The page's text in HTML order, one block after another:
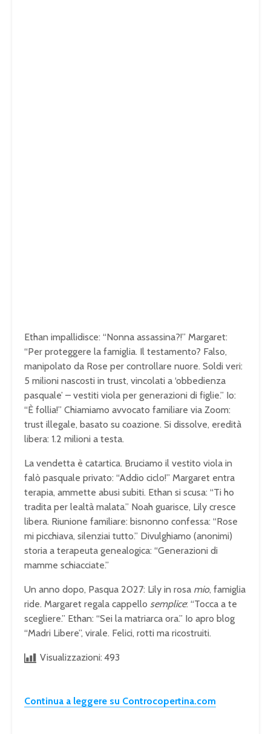
Ethan impallidisce: “Nonna assassina?!” Margaret:
“Per proteggere la famiglia. Il testamento? Falso,
manipolato da Rose per controllare nuore. Soldi veri:
5 milioni nascosti in trust, vincolati a ‘obbedienza
pasquale’ – vestiti viola per generazioni di figlie.” Io:
“È follia!” Chiamiamo avvocato familiare via Zoom:
trust illegale, basato su coazione. Si dissolve, eredità
libera: 1.2 milioni a testa.
La vendetta è catartica. Bruciamo il vestito viola in
falò pasquale privato: “Addio ciclo!” Margaret entra
terapia, ammette abusi subiti. Ethan si scusa: “Ti ho
tradita per lealtà malata.” Noah guarisce, Lily cresce
libera. Riunione familiare: bisnonno confessa: “Rose
mi picchiava, silenziai tutto.” Divulghiamo (anonimi)
storia a terapeuta genealogica: “Generazioni di
mamme schiacciate.”
Un anno dopo, Pasqua 2027: Lily in rosa mio, famiglia
ride. Margaret regala cappello semplice: “Tocca a te
scegliere.” Ethan: “Sei la matriarca ora.” Io apro blog
“Madri Libere”, virale. Felici, rotti ma ricostruiti.
Visualizzazioni: 493
Continua a leggere su Controcopertina.com